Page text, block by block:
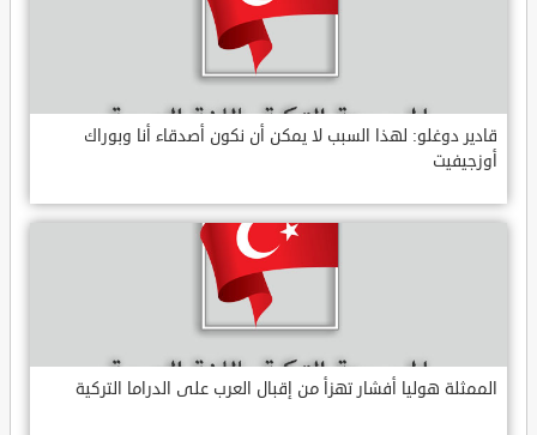
قادير دوغلو: لهذا السبب لا يمكن أن نكون أصدقاء أنا وبوراك
أوزجيفيت
الممثلة هوليا أفشار تهزأ من إقبال العرب على الدراما التركية